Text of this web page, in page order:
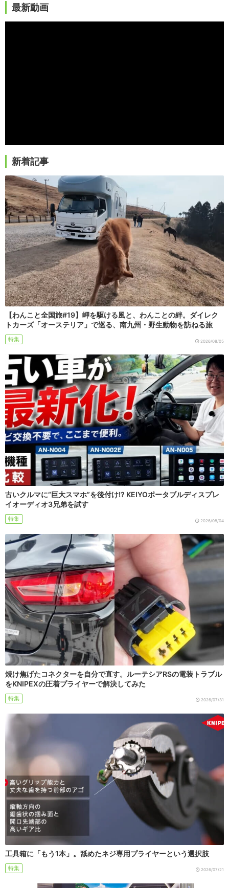
最新動画
新着記事
【わんこと全国旅#19】岬を駆ける風と、わんことの絆。ダイレク
トカーズ「オーステリア」で巡る、南九州・野生動物を訪ねる旅
特集 2026/08/05
古いクルマに“巨大スマホ”を後付け!? KEIYOポータブルディスプレ
イオーディオ3兄弟を試す
特集 2026/08/04
焼け焦げたコネクターを自分で直す。ルーテシアRSの電装トラブル
をKNIPEXの圧着プライヤーで解決してみた
特集 2026/07/31
工具箱に「もう1本」。舐めたネジ専用プライヤーという選択肢
特集 2026/07/21